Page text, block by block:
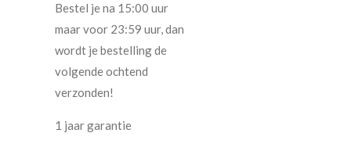
Bestel je na 15:00 uur
maar voor 23:59 uur, dan
wordt je bestelling de
volgende ochtend
verzonden!
1 jaar garantie